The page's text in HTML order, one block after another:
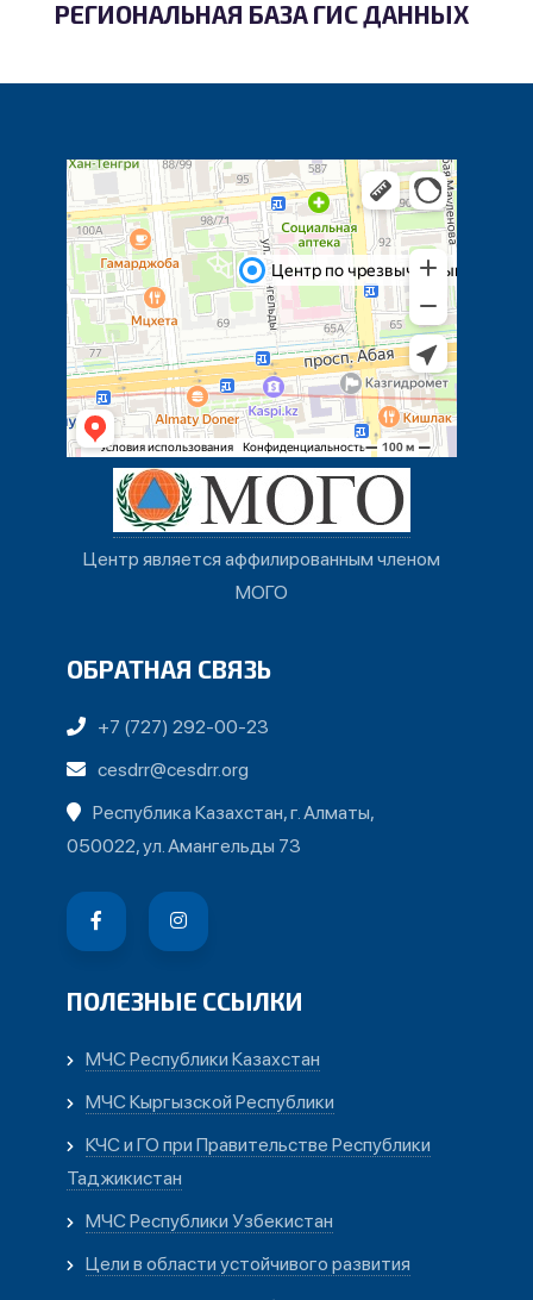
РЕГИОНАЛЬНАЯ БАЗА ГИС ДАННЫХ
Центр является аффилированным членом
МОГО
ОБРАТНАЯ СВЯЗЬ
+7 (727) 292-00-23
cesdrr@cesdrr.org
Республика Казахстан, г. Алматы,
050022, ул. Амангельды 73
ПОЛЕЗНЫЕ ССЫЛКИ
МЧС Республики Казахстан
МЧС Кыргызской Республики
КЧС и ГО при Правительстве Республики
Таджикистан
МЧС Республики Узбекистан
Цели в области устойчивого развития